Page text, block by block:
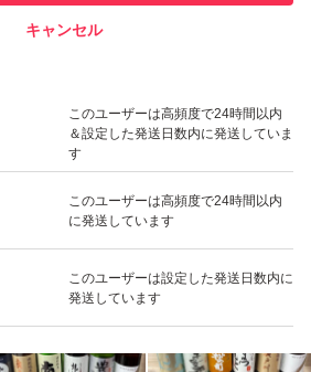
このユーザーは高頻度で24時間以内
＆設定した発送日数内に発送していま
す
このユーザーは高頻度で24時間以内
に発送しています
このユーザーは設定した発送日数内に
発送しています
キャンセル
いいね！
15,000